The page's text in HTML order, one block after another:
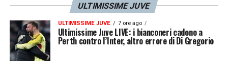
ULTIMISSIME JUVE
ULTIMISSIME JUVE 7 ore ago
Ultimissime Juve LIVE: i bianconeri cadono a
Perth contro l’Inter, altro errore di Di Gregorio